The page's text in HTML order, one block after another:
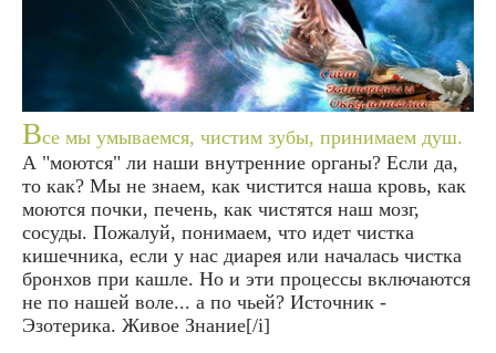
Все мы умываемся, чистим зубы, принимаем душ.
А "моются" ли наши внутренние органы? Если да,
то как? Мы не знаем, как чистится наша кровь, как
моются почки, печень, как чистятся наш мозг,
сосуды. Пожалуй, понимаем, что идет чистка
кишечника, если у нас диарея или началась чистка
бронхов при кашле. Но и эти процессы включаются
не по нашей воле... а по чьей? Источник -
Эзотерика. Живое Знание[/i]